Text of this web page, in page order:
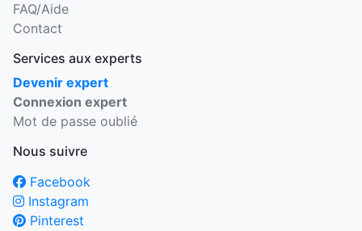
FAQ/Aide
Contact
Services aux experts
Devenir expert
Connexion expert
Mot de passe oublié
Nous suivre
Facebook
Instagram
Pinterest